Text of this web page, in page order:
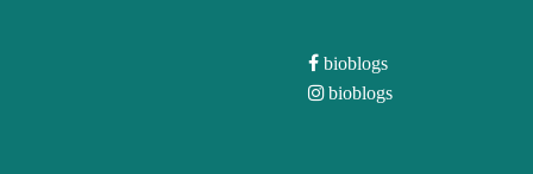
bioblogs
bioblogs